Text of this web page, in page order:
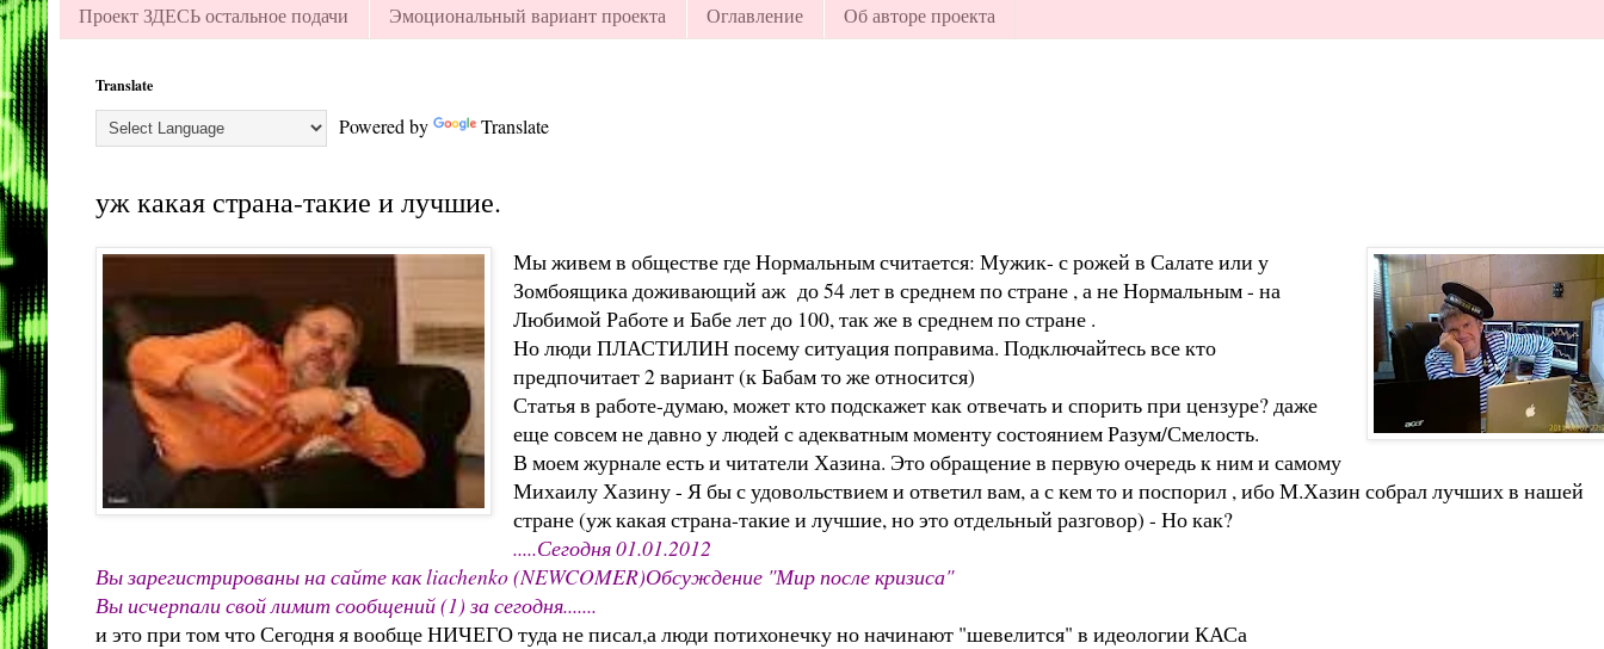
Проект ЗДЕСЬ остальное подачи Эмоциональный вариант проекта Оглавление Об авторе проекта
Translate
Powered by Translate
уж какая страна-такие и лучшие.
Мы живем в обществе где Нормальным считается: Мужик- с рожей в Салате или у
Зомбоящика доживающий аж до 54 лет в среднем по стране , а не Нормальным - на
Любимой Работе и Бабе лет до 100, так же в среднем по стране .
Но люди ПЛАСТИЛИН посему ситуация поправима. Подключайтесь все кто
предпочитает 2 вариант (к Бабам то же относится)
Статья в работе-думаю, может кто подскажет как отвечать и спорить при цензуре? даже
еще совсем не давно у людей с адекватным моменту состоянием Разум/Смелость.
В моем журнале есть и читатели Хазина. Это обращение в первую очередь к ним и самому
Михаилу Хазину - Я бы с удовольствием и ответил вам, а с кем то и поспорил , ибо М.Хазин собрал лучших в нашей
стране (уж какая страна-такие и лучшие, но это отдельный разговор) - Но как?
.....Сегодня 01.01.2012
Вы зарегистрированы на сайте как liachenko (NEWCOMER)Обсуждение "Мир после кризиса"
Вы исчерпали свой лимит сообщений (1) за сегодня.......
и это при том что Сегодня я вообще НИЧЕГО туда не писал,а люди потихонечку но начинают "шевелится" в идеологии КАСа